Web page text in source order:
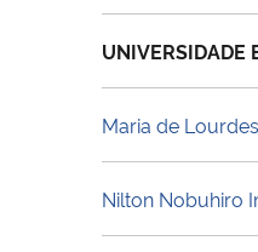
Maria de
Nilton Nobuhiro